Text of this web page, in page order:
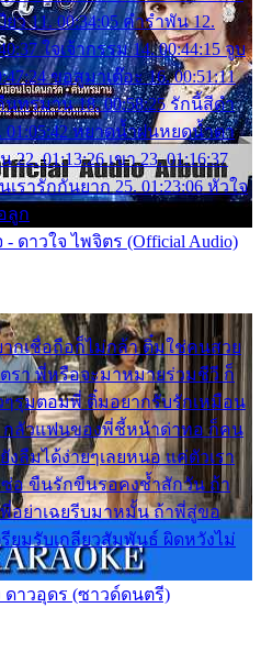
ว 11. 00:34:05 คำรำพัน 12.
ใจเจ้ากรรม 14. 00:44:15 จูบ
ขอสูมาเต๊อะ 16. 00:51:11
นทรมาน 18. 00:58:25 รักนี้สีดำ
01:05:42 หยาดน้ำฝนหยดน้ำตา
22. 01:13:26 เขา 23. 01:16:37
รารักกันยาก 25. 01:23:06 หัวใจ
ลูก
- ดาวใจ ไพจิตร (Official Audio)
กเชื่อถือก็ไม่กล้า ติ๋มใช่คนสวย
รา พี่หรือจะมาหมายร่วมชีวี ก็
ๆรุมตอมพี่ ติ๋มอยากรับรักเหมือน
กลัวแฟนของพี่ชี้หน้าด่าทอ ก็คน
ลืมได้ง่ายๆเลยหนอ แค่ตัวเรา
อ ขืนรักขืนรอคงช้ำสักวัน ถ้า
อย่าเฉยรีบมาหมั้น ถ้าพี่สู่ขอ
ยมรับเกลียวสัมพันธ์ ผิดหวังไม่
าวอุดร (ซาวด์ดนตรี)